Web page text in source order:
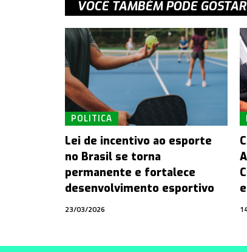
VOCÊ TAMBÉM PODE
POLITICA
Lei de incentivo ao esporte
no Brasil se torna
permanente e fortalece
desenvolvimento esportivo
23/03/2026